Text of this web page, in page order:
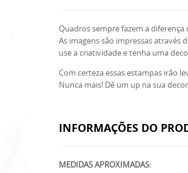
Quadros sempre fazem a
As imagens são impressas através
use a criatividade e tenha uma
Com certeza essas estampas irão
Nunca mais! Dê um up na sua
INFORMAÇÕES DO
MEDIDAS APROXIMADAS: